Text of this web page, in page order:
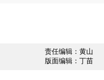
责任编辑：黄山
版面编辑：丁苗